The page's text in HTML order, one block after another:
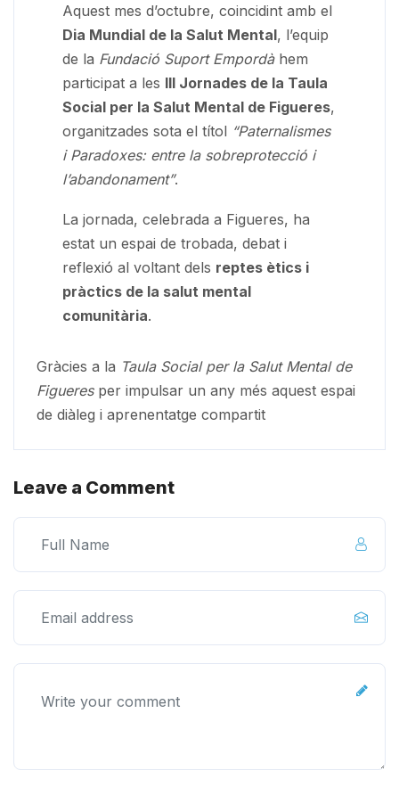
Aquest mes d’octubre, coincidint amb el
Dia Mundial de la Salut Mental, l’equip
de la Fundació Suport Empordàhem
participat a les III Jornades de la Taula
Social per la Salut Mental de Figueres,
organitzades sota el títol “Paternalismes
i Paradoxes: entre la sobreprotecció i
l’abandonament”.
La jornada, celebrada a Figueres, ha
estat un espai de trobada, debat i
reflexió al voltant dels reptes ètics i
pràctics de la salut mental
comunitària.
Gràcies a la Taula Social per la Salut Mental de
Figueresper impulsar un any més aquest espai
de diàleg i aprenentatge compartit
Leave a Comment